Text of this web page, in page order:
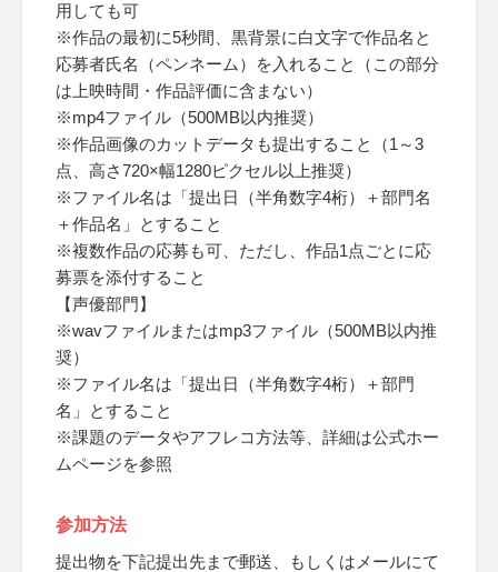
用しても可
※作品の最初に5秒間、黒背景に白文字で作品名と
応募者氏名（ペンネーム）を入れること（この部分
は上映時間・作品評価に含まない）
※mp4ファイル（500MB以内推奨）
※作品画像のカットデータも提出すること（1～3
点、高さ720×幅1280ピクセル以上推奨）
※ファイル名は「提出日（半角数字4桁）＋部門名
＋作品名」とすること
※複数作品の応募も可、ただし、作品1点ごとに応
募票を添付すること
【声優部門】
※wavファイルまたはmp3ファイル（500MB以内推
奨）
※ファイル名は「提出日（半角数字4桁）＋部門
名」とすること
※課題のデータやアフレコ方法等、詳細は公式ホー
ムページを参照
参加方法
提出物を下記提出先まで郵送、もしくはメールにて